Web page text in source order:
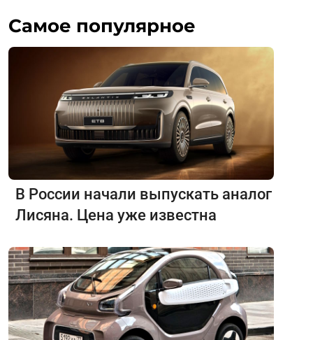
Самое популярное
В России начали выпускать аналог
Лисяна. Цена уже известна